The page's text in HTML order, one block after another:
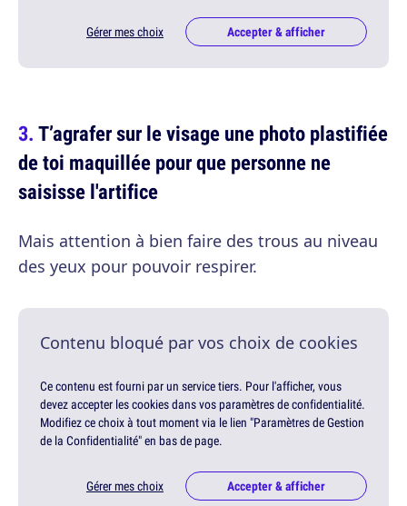
Gérer mes choix Accepter & afficher
T’agrafer sur le visage une photo plastifiée
de toi maquillée pour que personne ne
saisisse l'artifice
Mais attention à bien faire des trous au niveau
des yeux pour pouvoir respirer.
Contenu bloqué par vos choix de cookies
Ce contenu est fourni par un service tiers. Pour l'afficher, vous
devez accepter les cookies dans vos paramètres de confidentialité.
Modifiez ce choix à tout moment via le lien "Paramètres de Gestion
de la Confidentialité" en bas de page.
Gérer mes choix Accepter & afficher